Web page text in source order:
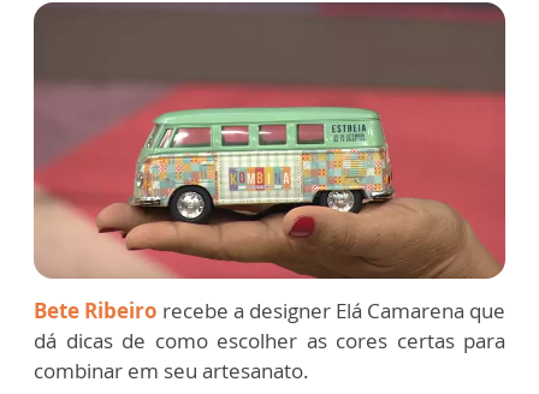
Bete Ribeiro recebe a designer Elá Camarena que
dá dicas de como escolher as cores certas para
combinar em seu artesanato.